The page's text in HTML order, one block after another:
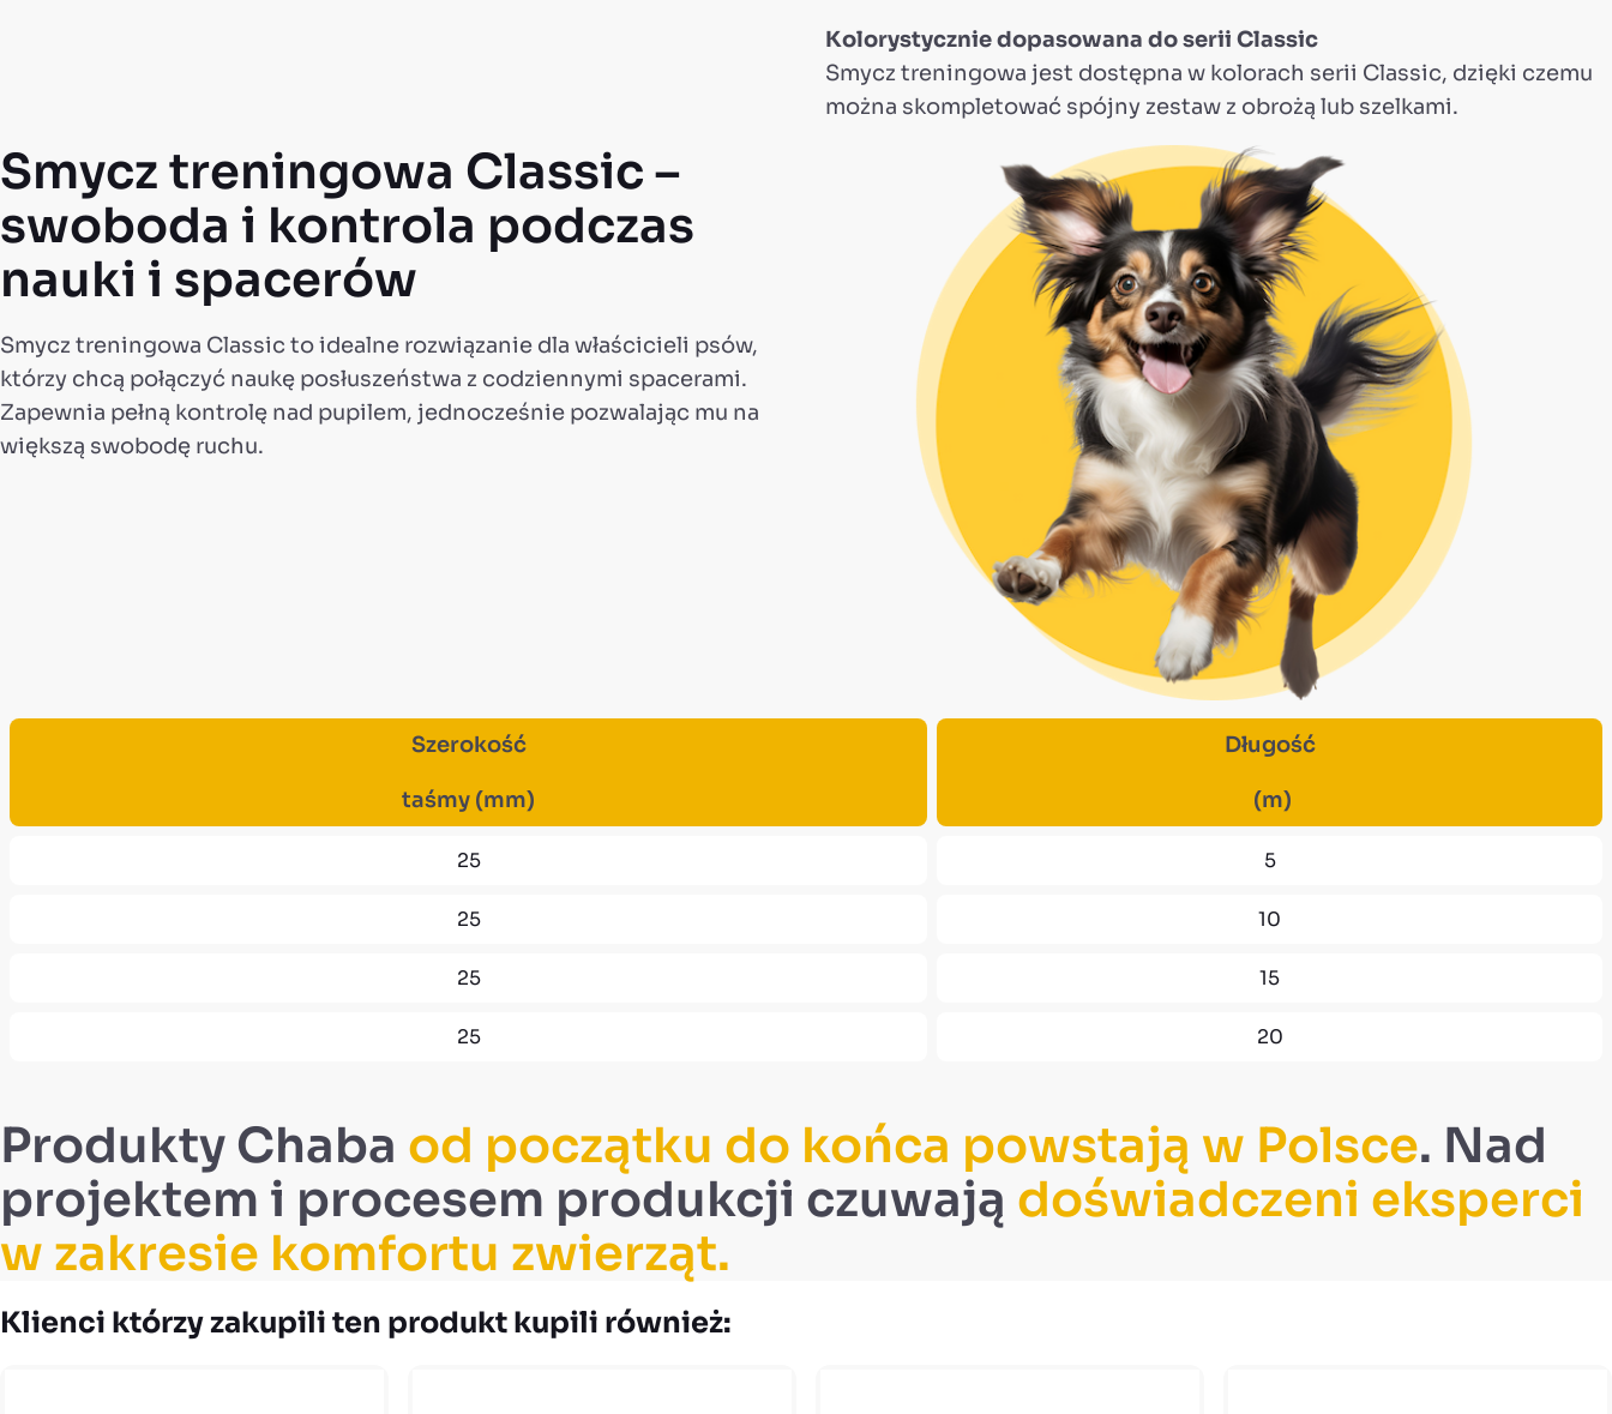
Kolorystycznie dopasowana do serii Classic
Smycz treningowa jest dostępna w kolorach serii Classic, dzięki czemu
można skompletować spójny zestaw z obrożą lub szelkami.
Smycz treningowa Classic –
swoboda i kontrola podczas
nauki i spacerów
Smycz treningowa Classic to idealne rozwiązanie dla właścicieli psów,
którzy chcą połączyć naukę posłuszeństwa z codziennymi spacerami.
Zapewnia pełną kontrolę nad pupilem, jednocześnie pozwalając mu na
większą swobodę ruchu.
Szerokość
taśmy (mm)
Długość
(m)
25 5
25 10
25 15
25 20
Produkty Chaba od początku do końca powstają w Polsce. Nad
projektem i procesem produkcji czuwają doświadczeni eksperci
w zakresie komfortu zwierząt.
Klienci którzy zakupili ten produkt kupili również: